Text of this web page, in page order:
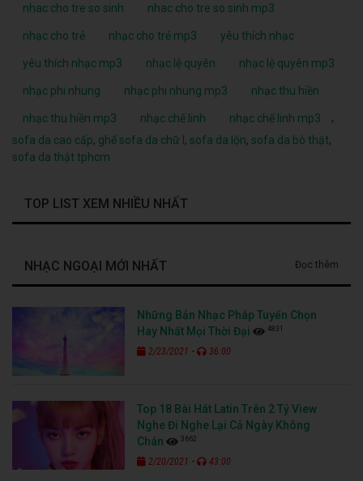
nhac cho tre so sinh nhac cho tre so sinh mp3
nhạc cho trẻ nhạc cho trẻ mp3 yêu thích nhạc
yêu thích nhạc mp3 nhạc lệ quyên nhạc lệ quyên mp3
nhạc phi nhung nhạc phi nhung mp3 nhạc thu hiền
nhạc thu hiền mp3 nhạc chế linh nhạc chế linh mp3
,
sofa da cao cấp, ghế sofa da chữ l , sofa da lộn, sofa da bò thật,
sofa da thật tphcm
TOP LIST XEM NHIỀU NHẤT
NHẠC NGOẠI MỚI NHẤT Đọc thêm
Những Bản Nhạc Pháp Tuyển Chọn
Hay Nhất Mọi Thời Đại
4831
2/23/2021 - 36:00
Top 18 Bài Hát Latin Trên 2 Tỷ View
Nghe Đi Nghe Lại Cả Ngày Không
Chán
3662
2/20/2021 - 43:00